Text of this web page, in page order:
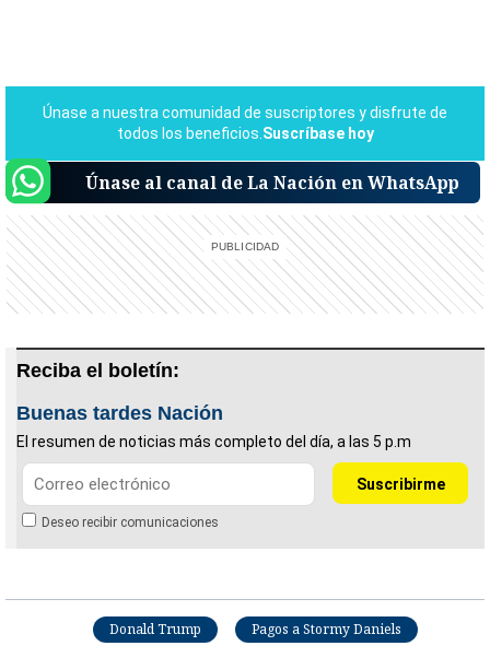
Únase al canal de La Nación en WhatsApp
Reciba el boletín:
Buenas tardes Nación
El resumen de noticias más completo del día, a las 5 p.m
Deseo recibir comunicaciones
Donald Trump Pagos a Stormy Daniels